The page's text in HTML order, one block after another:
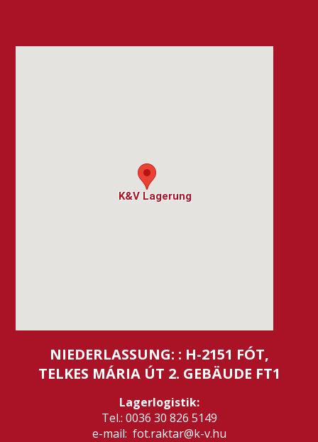
K&V Lagerung
K&V Lagerung
NIEDERLASSUNG: : H-2151 FÓT,
TELKES MÁRIA ÚT 2. GEBÄUDE FT1
Lagerlogistik:
Tel.: 0036 30 826 5149
e-mail: fot.raktar@k-v.hu